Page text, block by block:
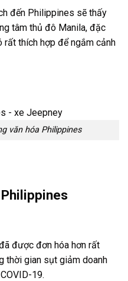
đến Philippines sẽ thấy
tâm thủ đô Manila, đặc
rất thích hợp để ngắm cảnh
văn hóa Philippines
được đơn hóa hơn rất
thời gian sụt giảm doanh
19.